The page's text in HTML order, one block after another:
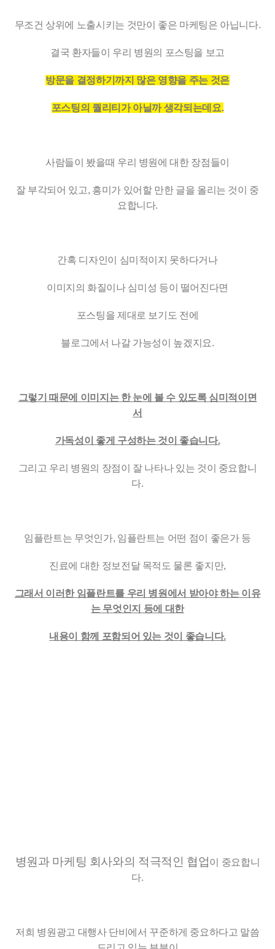
무조건 상위에 노출시키는 것만이 좋은 마케팅은 아닙니다.
결국 환자들이 우리 병원의 포스팅을 보고
방문을 결정하기까지 많은 영향을 주는 것은
포스팅의 퀄리티가 아닐까 생각되는데요.
사람들이 봤을때 우리 병원에 대한 장점들이
잘 부각되어 있고, 흥미가 있어할 만한 글을 올리는 것이 중
요합니다.
간혹 디자인이 심미적이지 못하다거나
이미지의 화질이나 심미성 등이 떨어진다면
포스팅을 제대로 보기도 전에
블로그에서 나갈 가능성이 높겠지요.
그렇기 때문에 이미지는 한 눈에 볼 수 있도록 심미적이면
서
가독성이 좋게 구성하는 것이 좋습니다.
그리고 우리 병원의 장점이 잘 나타나 있는 것이 중요합니
다.
임플란트는 무엇인가, 임플란트는 어떤 점이 좋은가 등
진료에 대한 정보전달 목적도 물론 좋지만,
그래서 이러한 임플란트를 우리 병원에서 받아야 하는 이유
는 무엇인지 등에 대한
내용이 함께 포함되어 있는 것이 좋습니다.
병원과 마케팅 회사와의 적극적인 협업이 중요합니
다.
저희 병원광고 대행사 단비에서 꾸준하게 중요하다고 말씀